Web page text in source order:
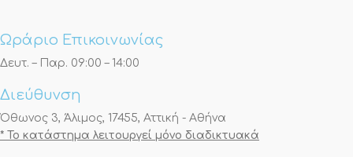
Ωράριο Επικοινωνίας
Δευτ. – Παρ. 09:00 – 14:00
Διεύθυνση
Όθωνος 3, Άλιμος, 17455, Αττική - Αθήνα
* Το κατάστημα λειτουργεί μόνο διαδικτυακά